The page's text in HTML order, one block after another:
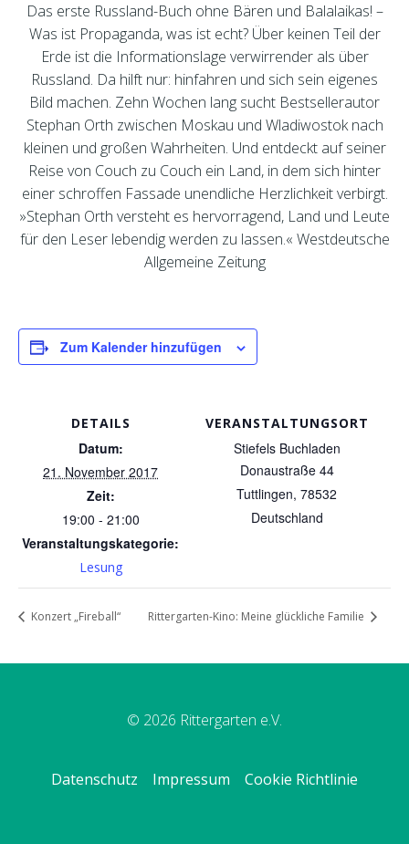
Das erste Russland-Buch ohne Bären und Balalaikas! –
Was ist Propaganda, was ist echt? Über keinen Teil der
Erde ist die Informationslage verwirrender als über
Russland. Da hilft nur: hinfahren und sich sein eigenes
Bild machen. Zehn Wochen lang sucht Bestsellerautor
Stephan Orth zwischen Moskau und Wladiwostok nach
kleinen und großen Wahrheiten. Und entdeckt auf seiner
Reise von Couch zu Couch ein Land, in dem sich hinter
einer schroffen Fassade unendliche Herzlichkeit verbirgt.
»Stephan Orth versteht es hervorragend, Land und Leute
für den Leser lebendig werden zu lassen.« Westdeutsche
Allgemeine Zeitung
Zum Kalender hinzufügen
DETAILS
Datum:
21. November 2017
Zeit:
19:00 - 21:00
Veranstaltungskategorie:
Lesung
VERANSTALTUNGSORT
Stiefels Buchladen
Donaustraße 44
Tuttlingen, 78532
Deutschland
Konzert „Fireball“ Rittergarten-Kino: Meine glückliche Familie
© 2026 Rittergarten e.V.
Datenschutz Impressum Cookie Richtlinie